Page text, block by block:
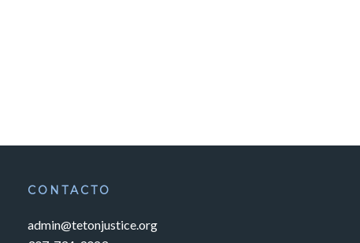
CONTACTO
admin@tetonjustice.org